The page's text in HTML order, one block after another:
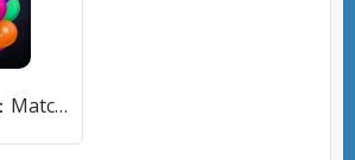
Bubble Burst：Match 3D [МОД Бесконечные монеты] APK Android